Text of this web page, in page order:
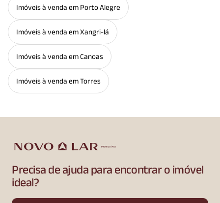
Imóveis à venda em Porto Alegre
Imóveis à venda em Xangri-lá
Imóveis à venda em Canoas
Imóveis à venda em Torres
Precisa de ajuda para encontrar o imóvel
ideal?